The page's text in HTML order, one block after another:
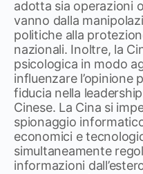
adotta sia operazioni
vanno dalla
politiche alla
nazionali. Inoltre, la
psicologica in modo
influenzare l’opinione
fiducia nella
Cinese. La Cina si
spionaggio
economici e
simultaneamente
informazioni